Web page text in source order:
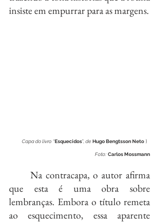
insiste em empurrar para as margens.
Capa do livro “Esquecidos”, de Hugo Bengtsson Neto }
Foto: Carlos Mossmann
que esta é uma obra sobre
lembranças. Embora o título remeta
ao esquecimento, essa aparente